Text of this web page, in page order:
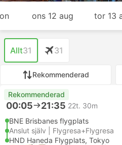
ons 12 aug tor 13
Allt31 31
Rekommenderad
Rekommenderad
00:05 21:35 22t. 30m
BNE Brisbanes flygplats
Anslut själv | Flygresa+Flygresa
HND Haneda Flygplats, Tokyo